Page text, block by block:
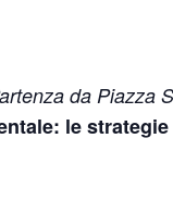
da Piazza
le